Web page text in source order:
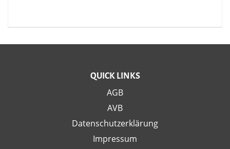
QUICK LINKS
AGB
AVB
Datenschutzerklärung
Impressum